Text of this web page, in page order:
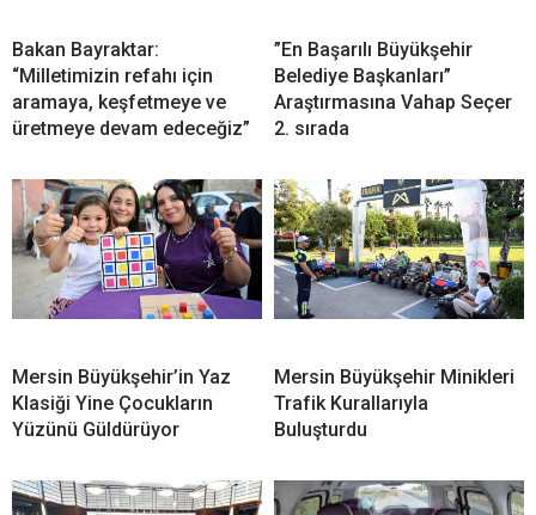
Bakan Bayraktar:
“Milletimizin refahı için
aramaya, keşfetmeye ve
üretmeye devam edeceğiz”
”En Başarılı Büyükşehir
Belediye Başkanları”
Araştırmasına Vahap Seçer
2. sırada
Mersin Büyükşehir’in Yaz
Klasiği Yine Çocukların
Yüzünü Güldürüyor
Mersin Büyükşehir Minikleri
Trafik Kurallarıyla
Buluşturdu